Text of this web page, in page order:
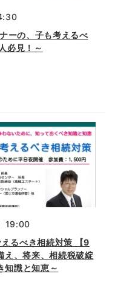
ーの、子も考えるべ
必見！～
19:00
るべき相続対策 【9
え、将来、相続税破綻
知識と知恵～